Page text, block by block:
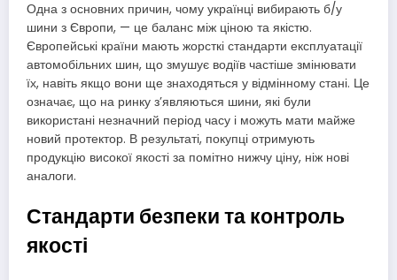
Одна з основних причин, чому українці вибирають б/у
шини з Європи, — це баланс між ціною та якістю.
Європейські країни мають жорсткі стандарти експлуатації
автомобільних шин, що змушує водіїв частіше змінювати
їх, навіть якщо вони ще знаходяться у відмінному стані. Це
означає, що на ринку з’являються шини, які були
використані незначний період часу і можуть мати майже
новий протектор. В результаті, покупці отримують
продукцію високої якості за помітно нижчу ціну, ніж нові
аналоги.
Стандарти безпеки та контроль
якості